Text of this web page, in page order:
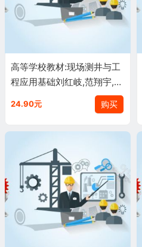
高等学校教材:现场测井与工
程应用基础刘红岐,范翔宇,夏
宏泉,石油工业出版社97875
02194932
24.90元 购买